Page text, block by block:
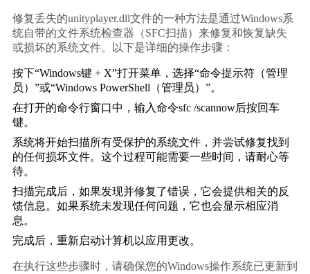
修复丢失的unityplayer.dll文件的一种方法是通过Windows系
统自带的文件系统检查器（SFC扫描）来修复和恢复缺失
或损坏的系统文件。以下是详细的操作步骤：
按下“Windows键 + X”打开菜单，选择“命令提示符（管理
员）”或“Windows PowerShell（管理员）”。
在打开的命令行窗口中，输入命令sfc /scannow后按回车
键。
系统将开始扫描所有受保护的系统文件，并尝试修复找到
的任何损坏文件。这个过程可能需要一些时间，请耐心等
待。
扫描完成后，如果发现并修复了错误，它会提供相关的反
馈信息。如果系统未发现任何问题，它也会显示相应消
息。
完成后，重新启动计算机以应用更改。
在执行这些步骤时，请确保您的Windows操作系统已更新到